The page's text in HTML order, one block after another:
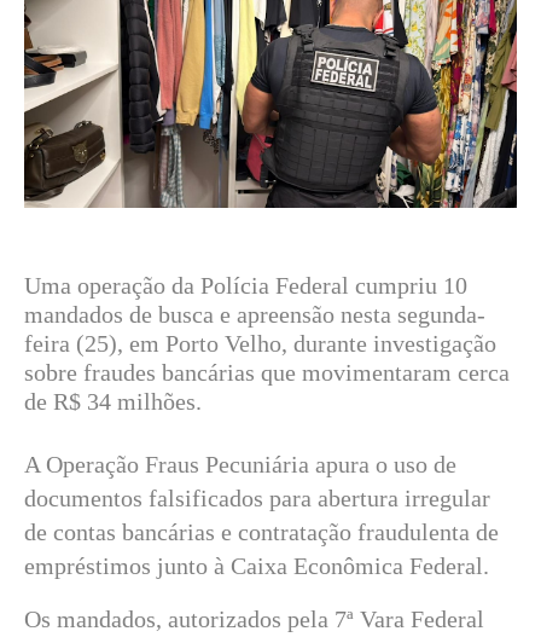
Uma operação da Polícia Federal cumpriu 10
mandados de busca e apreensão nesta segunda-
feira (25), em Porto Velho, durante investigação
sobre fraudes bancárias que movimentaram cerca
de R$ 34 milhões.
A Operação Fraus Pecuniária apura o uso de
documentos falsificados para abertura irregular
de contas bancárias e contratação fraudulenta de
empréstimos junto à Caixa Econômica Federal.
Os mandados, autorizados pela 7ª Vara Federal